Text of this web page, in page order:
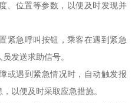
、位置等参数，以便及时发现并
紧急呼叫按钮，乘客在遇到紧急
发送求助信号。
或遇到紧急情况时，自动触发报
以便及时采取应急措施。